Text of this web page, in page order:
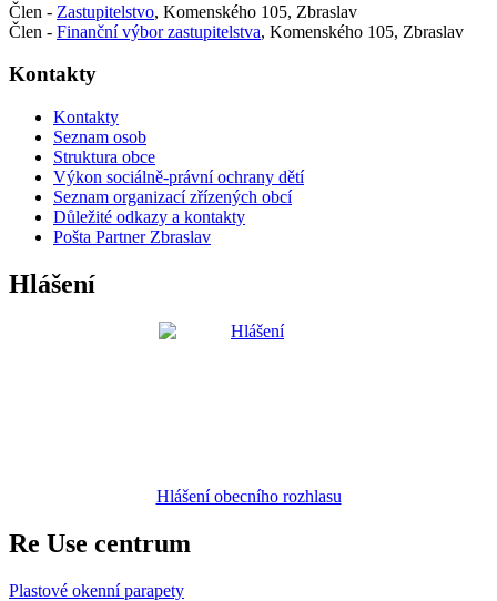
Člen - Zastupitelstvo, Komenského 105, Zbraslav
Člen - Finanční výbor zastupitelstva, Komenského 105, Zbraslav
Kontakty
Kontakty
Seznam osob
Struktura obce
Výkon sociálně-právní ochrany dětí
Seznam organizací zřízených obcí
Důležité odkazy a kontakty
Pošta Partner Zbraslav
Hlášení
Hlášení obecního rozhlasu
Re Use centrum
Plastové okenní parapety